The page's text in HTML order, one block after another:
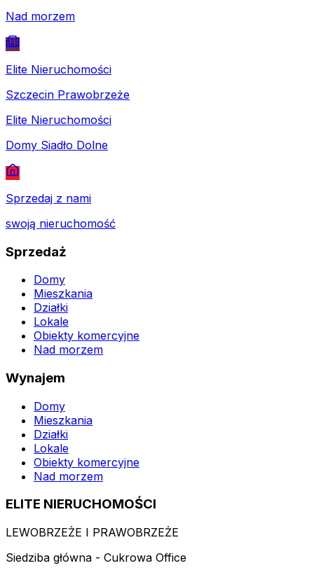
Nad morzem
Elite Nieruchomości
Szczecin Prawobrzeże
Elite Nieruchomości
Domy Siadło Dolne
Sprzedaj z nami
swoją nieruchomość
Sprzedaż
Domy
Mieszkania
Działki
Lokale
Obiekty komercyjne
Nad morzem
Wynajem
Domy
Mieszkania
Działki
Lokale
Obiekty komercyjne
Nad morzem
ELITE NIERUCHOMOŚCI
LEWOBRZEŻE I PRAWOBRZEŻE
Siedziba główna - Cukrowa Office